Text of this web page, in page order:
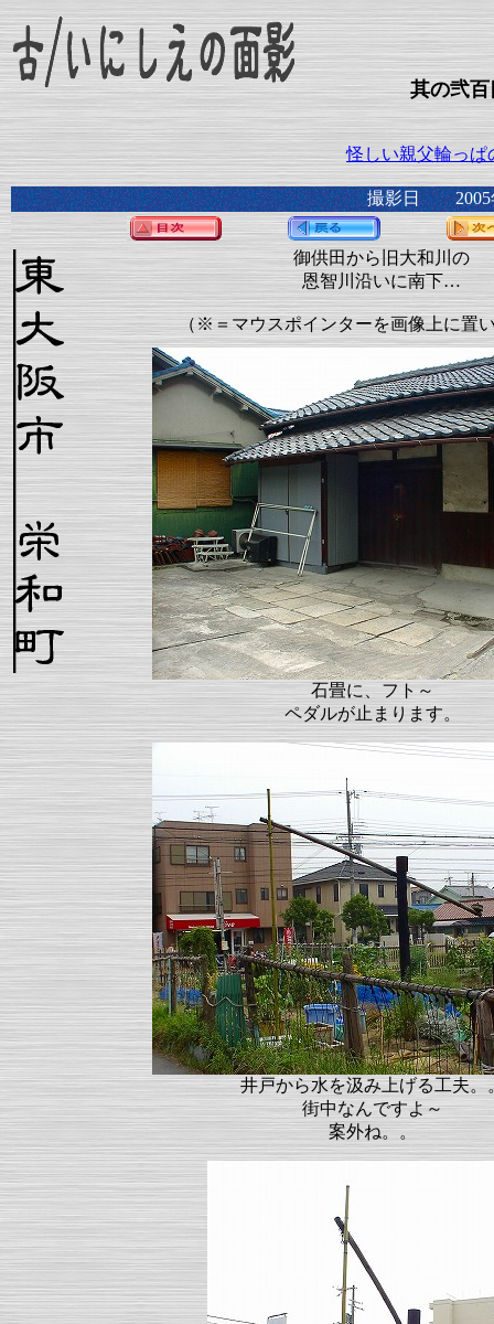
其の弐
怪しい親父輪っぱ
撮影日 2005
御供田から旧大和川の
恩智川沿いに南下…
（※＝マウスポインターを画像上に置
石畳に、フト～
ペダルが止まります。
井戸から水を汲み上げる工夫。
街中なんですよ～
案外ね。。